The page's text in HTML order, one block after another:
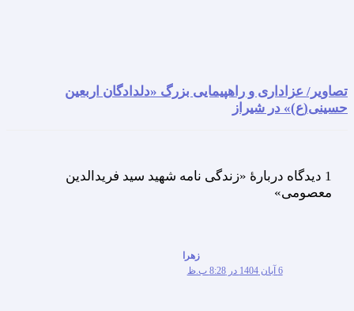
تصاویر/ عزاداری و راهپیمایی بزرگ «دلدادگان اربعین
حسینی(ع)» در شیراز
1 دیدگاه دربارهٔ «زندگی نامه شهید سید فریدالدین
معصومی»
زهرا
6 آبان 1404 در 8:28 ب.ظ